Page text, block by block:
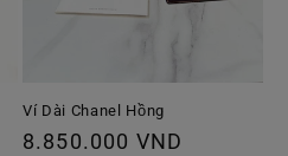
Ví Dài Chanel Hồng
Giá
8.850.000 VND